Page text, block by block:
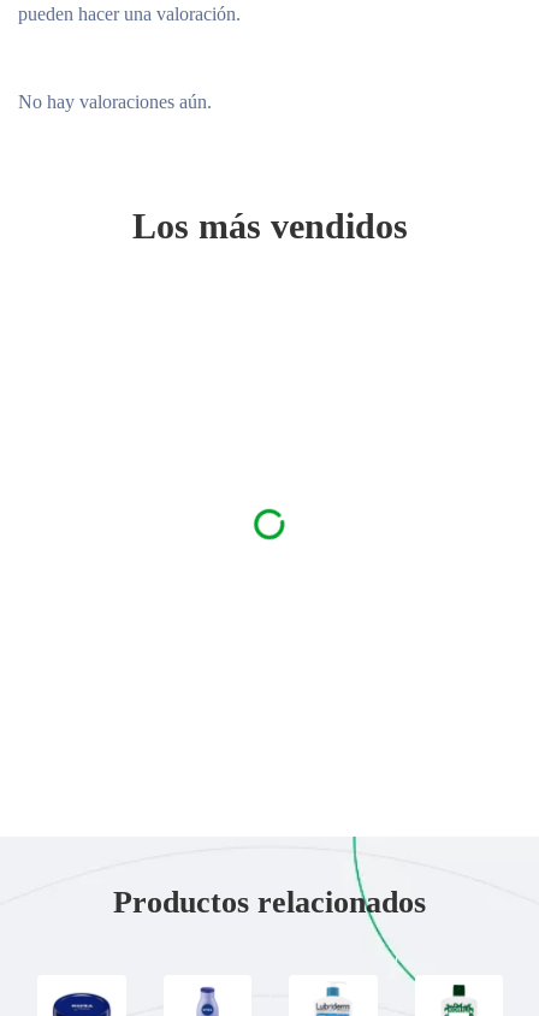
No hay valoraciones aún.
pueden hacer una valoración.
Los más vendidos
Productos relacionados